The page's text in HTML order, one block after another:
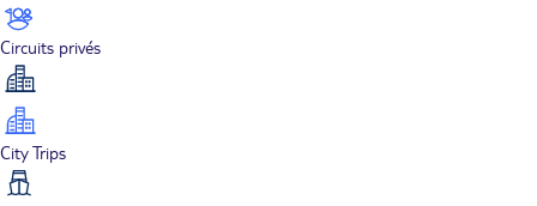
Circuits privés
City Trips